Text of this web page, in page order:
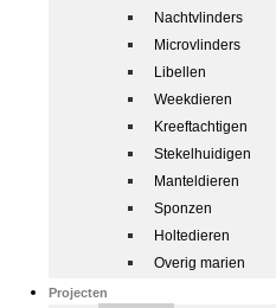
Nachtvlinders
Microvlinders
Libellen
Weekdieren
Kreeftachtigen
Stekelhuidigen
Manteldieren
Sponzen
Holtedieren
Overig marien
Projecten